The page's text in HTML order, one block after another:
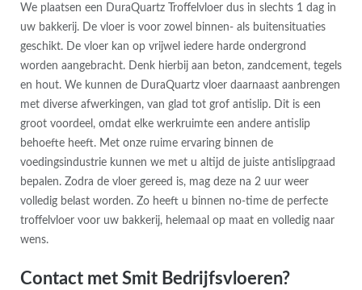
We plaatsen een DuraQuartz Troffelvloer dus in slechts 1 dag in
uw bakkerij. De vloer is voor zowel binnen- als buitensituaties
geschikt. De vloer kan op vrijwel iedere harde ondergrond
worden aangebracht. Denk hierbij aan beton, zandcement, tegels
en hout. We kunnen de DuraQuartz vloer daarnaast aanbrengen
met diverse afwerkingen, van glad tot grof antislip. Dit is een
groot voordeel, omdat elke werkruimte een andere antislip
behoefte heeft. Met onze ruime ervaring binnen de
voedingsindustrie kunnen we met u altijd de juiste antislipgraad
bepalen. Zodra de vloer gereed is, mag deze na 2 uur weer
volledig belast worden. Zo heeft u binnen no-time de perfecte
troffelvloer voor uw bakkerij, helemaal op maat en volledig naar
wens.
Contact met Smit Bedrijfsvloeren?